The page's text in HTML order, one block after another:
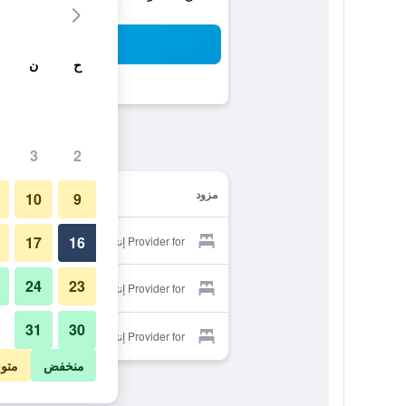
مزود
Provider for إنتايد جيست هاوس
Provider for إنتايد جيست هاوس
Provider for إنتايد جيست هاوس
ح ن
2
3
9
10
16
17
23
24
30
31
منخفض